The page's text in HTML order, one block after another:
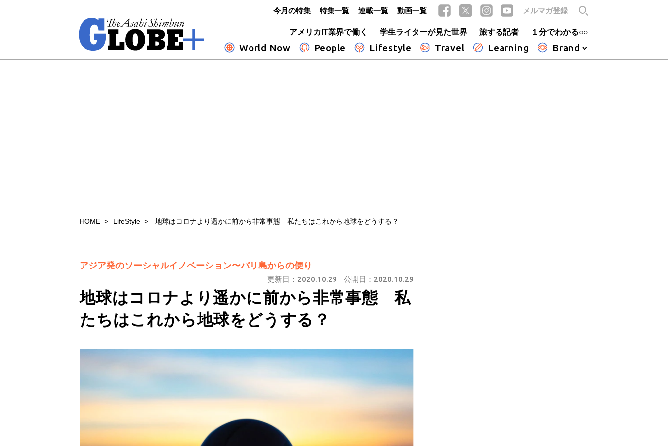
アメリカIT業界で働く
学生ライターが見た世界 旅する記者 １分でわかる○○
World Now People Lifestyle Travel Learning Brand
今月の特集 特集一覧 連載一覧 動画一覧 メルマガ登録
HOME LifeStyle 地球はコロナより遥かに前から非常事態 私たちはこれから地球をどうする？
地球はコロナより遥かに前から非常事態 私
たちはこれから地球をどうする？
アジア発のソーシャルイノベーション〜バリ島からの便り
更新日： 2020.10.29 公開日： 2020.10.29